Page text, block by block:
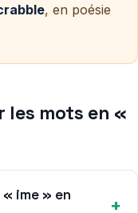
, en poésie
les mots en «
ime » en